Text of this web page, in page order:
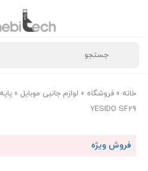
خانه » فروشگاه » لوازم جانبی موبایل »
YESIDO SF29
فروش ویژه